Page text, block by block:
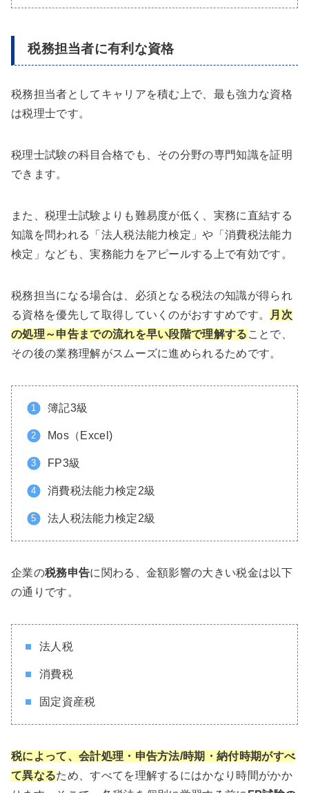
税務担当者に有利な資格
税務担当者としてキャリアを積む上で、最も強力な資格
は税理士です。
税理士試験の科目合格でも、その分野の専門知識を証明
できます。
また、税理士試験よりも難易度が低く、実務に直結する
知識を問われる「法人税法能力検定」や「消費税法能力
検定」なども、実務能力をアピールする上で有効です。
税務担当になる場合は、必須となる税法の知識が得られ
る資格を優先して取得していくのがおすすめです。
月次
の処理～申告までの流れを早い段階で理解する ことで、
その後の業務理解がスムーズに進められるためです。
簿記3級
Mos（Excel)
FP3級
消費税法能力検定2級
法人税法能力検定2級
企業の税務申告に関わる、金額影響の大きい税金は以下
の通りです。
法人税
消費税
固定資産税
税によって、会計処理・申告方法/時期・納付時期がすべ
て異なるため、すべてを理解するにはかなり時間がかか